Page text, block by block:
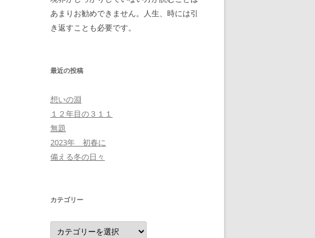
あまりお勧めできません。人生、時には引
き返すことも必要です。
最近の投稿
想いの淵
１２年目の３１１
無題
2023年 初春に
備える冬の日々
カテゴリー
カ
テ